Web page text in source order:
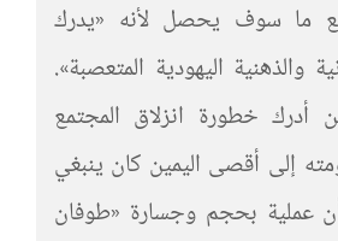
ما سوف يحصل لأنه «يدرك
والذهنية اليهودية المتعصبة».
أدرك خطورة انزلاق المجتمع
إلى أقصى اليمين كان ينبغي
عملية بحجم وجسارة «طوفان